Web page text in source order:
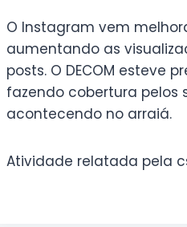
O Instagram vem
aumentando as
posts. O DECOM esteve
fazendo cobertura pelos
acontecendo no arraiá.
Atividade relatada pela